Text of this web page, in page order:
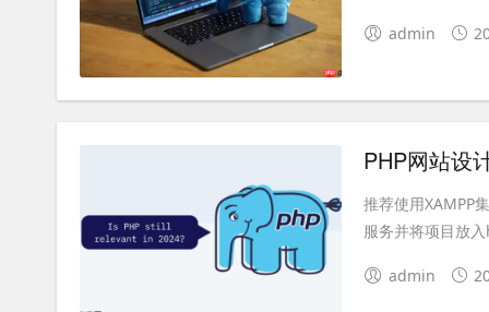
admin
推荐使用XAMPP
服务并将项目放
admin